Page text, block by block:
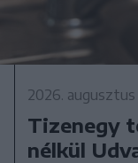
2026.
Tizenegy
nélkül